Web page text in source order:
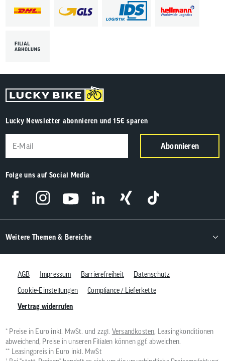
Lucky Newsletter abonnieren und 15€ sparen
Abonnieren
Folge uns auf Social Media
Weitere Themen & Bereiche
AGB Impressum Barrierefreiheit
Datenschutz
Cookie-Einstellungen
Compliance / Lieferkette
Vertrag widerrufen
* Preise in Euro inkl. MwSt. und zzgl. Versandkosten , Leasingkonditionen
abweichend, Preise in unseren Filialen können ggf. abweichen.
** Leasingpreis in Euro inkl. MwSt